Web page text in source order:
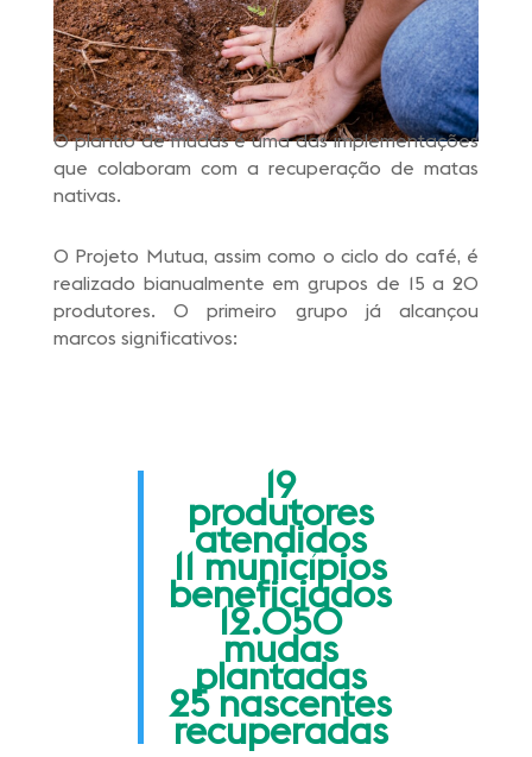
O plantio de mudas é uma das implementações
que colaboram com a recuperação de matas
nativas.
O Projeto Mutua, assim como o ciclo do café, é
realizado bianualmente em grupos de 15 a 20
produtores. O primeiro grupo já alcançou
marcos significativos:
19
produtores
atendidos
11 municípios
beneficiados
12.050
mudas
plantadas
25 nascentes
recuperadas